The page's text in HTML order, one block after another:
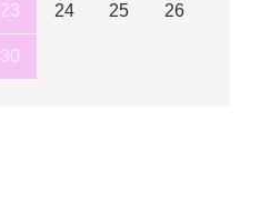
23 24 25 26
30